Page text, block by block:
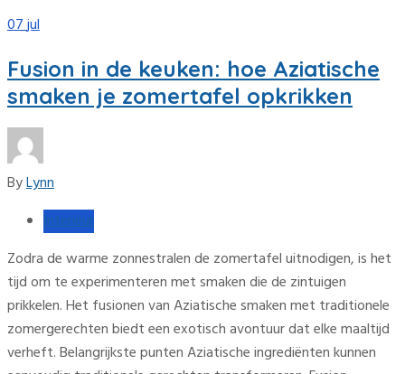
07jul
Fusion in de keuken: hoe Aziatische
smaken je zomertafel opkrikken
ByLynn
Interieur
Zodra de warme zonnestralen de zomertafel uitnodigen, is het
tijd om te experimenteren met smaken die de zintuigen
prikkelen. Het fusionen van Aziatische smaken met traditionele
zomergerechten biedt een exotisch avontuur dat elke maaltijd
verheft. Belangrijkste punten Aziatische ingrediënten kunnen